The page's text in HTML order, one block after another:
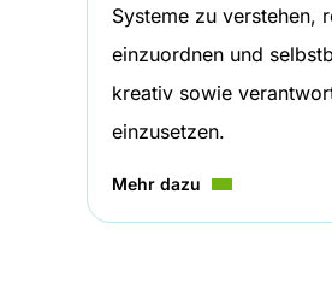
Systeme zu verstehen,
einzuordnen und
kreativ sowie
einzusetzen.
Mehr dazu